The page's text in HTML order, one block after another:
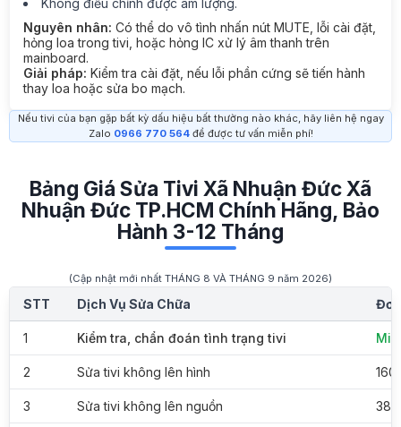
Không điều chỉnh được âm lượng.
Nguyên nhân: Có thể do vô tình nhấn nút MUTE, lỗi cài đặt,
hỏng loa trong tivi, hoặc hỏng IC xử lý âm thanh trên
mainboard.
Giải pháp: Kiểm tra cài đặt, nếu lỗi phần cứng sẽ tiến hành
thay loa hoặc sửa bo mạch.
Nếu tivi của bạn gặp bất kỳ dấu hiệu bất thường nào khác, hãy liên hệ ngay
Zalo 0966 770 564để được tư vấn miễn phí!
Bảng Giá Sửa Tivi Xã Nhuận Đức Xã
Nhuận Đức TP.HCM Chính Hãng, Bảo
Hành 3-12 Tháng
(Cập nhật mới nhất THÁNG 8 VÀ THÁNG 9 năm 2026)
STT Dịch Vụ Sửa Chữa
1 Kiểm tra, chẩn đoán tình trạng tivi
2 Sửa tivi không lên hình
3 Sửa tivi không lên nguồn